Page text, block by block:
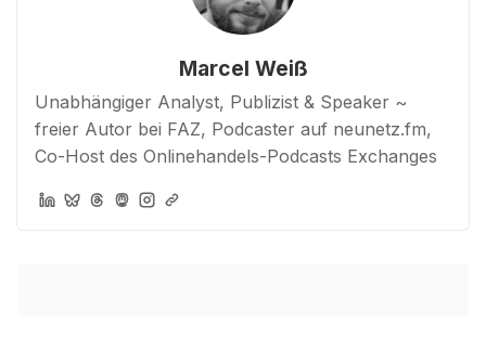
Marcel Weiß
Unabhängiger Analyst, Publizist & Speaker ~
freier Autor bei FAZ, Podcaster auf neunetz.fm,
Co-Host des Onlinehandels-Podcasts Exchanges